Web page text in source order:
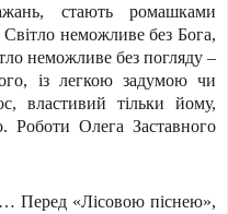
стають ромашками
неможливе без Бога,
неможливе без погляду –
із легкою задумою чи
властивий тільки йому,
Роботи Олега Заставного
Перед «Лісовою піснею»,